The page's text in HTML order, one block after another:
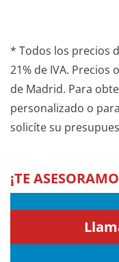
* Todos los precios
21% de IVA.
de Madrid. Para
personalizado o
solicíte su
¡TE